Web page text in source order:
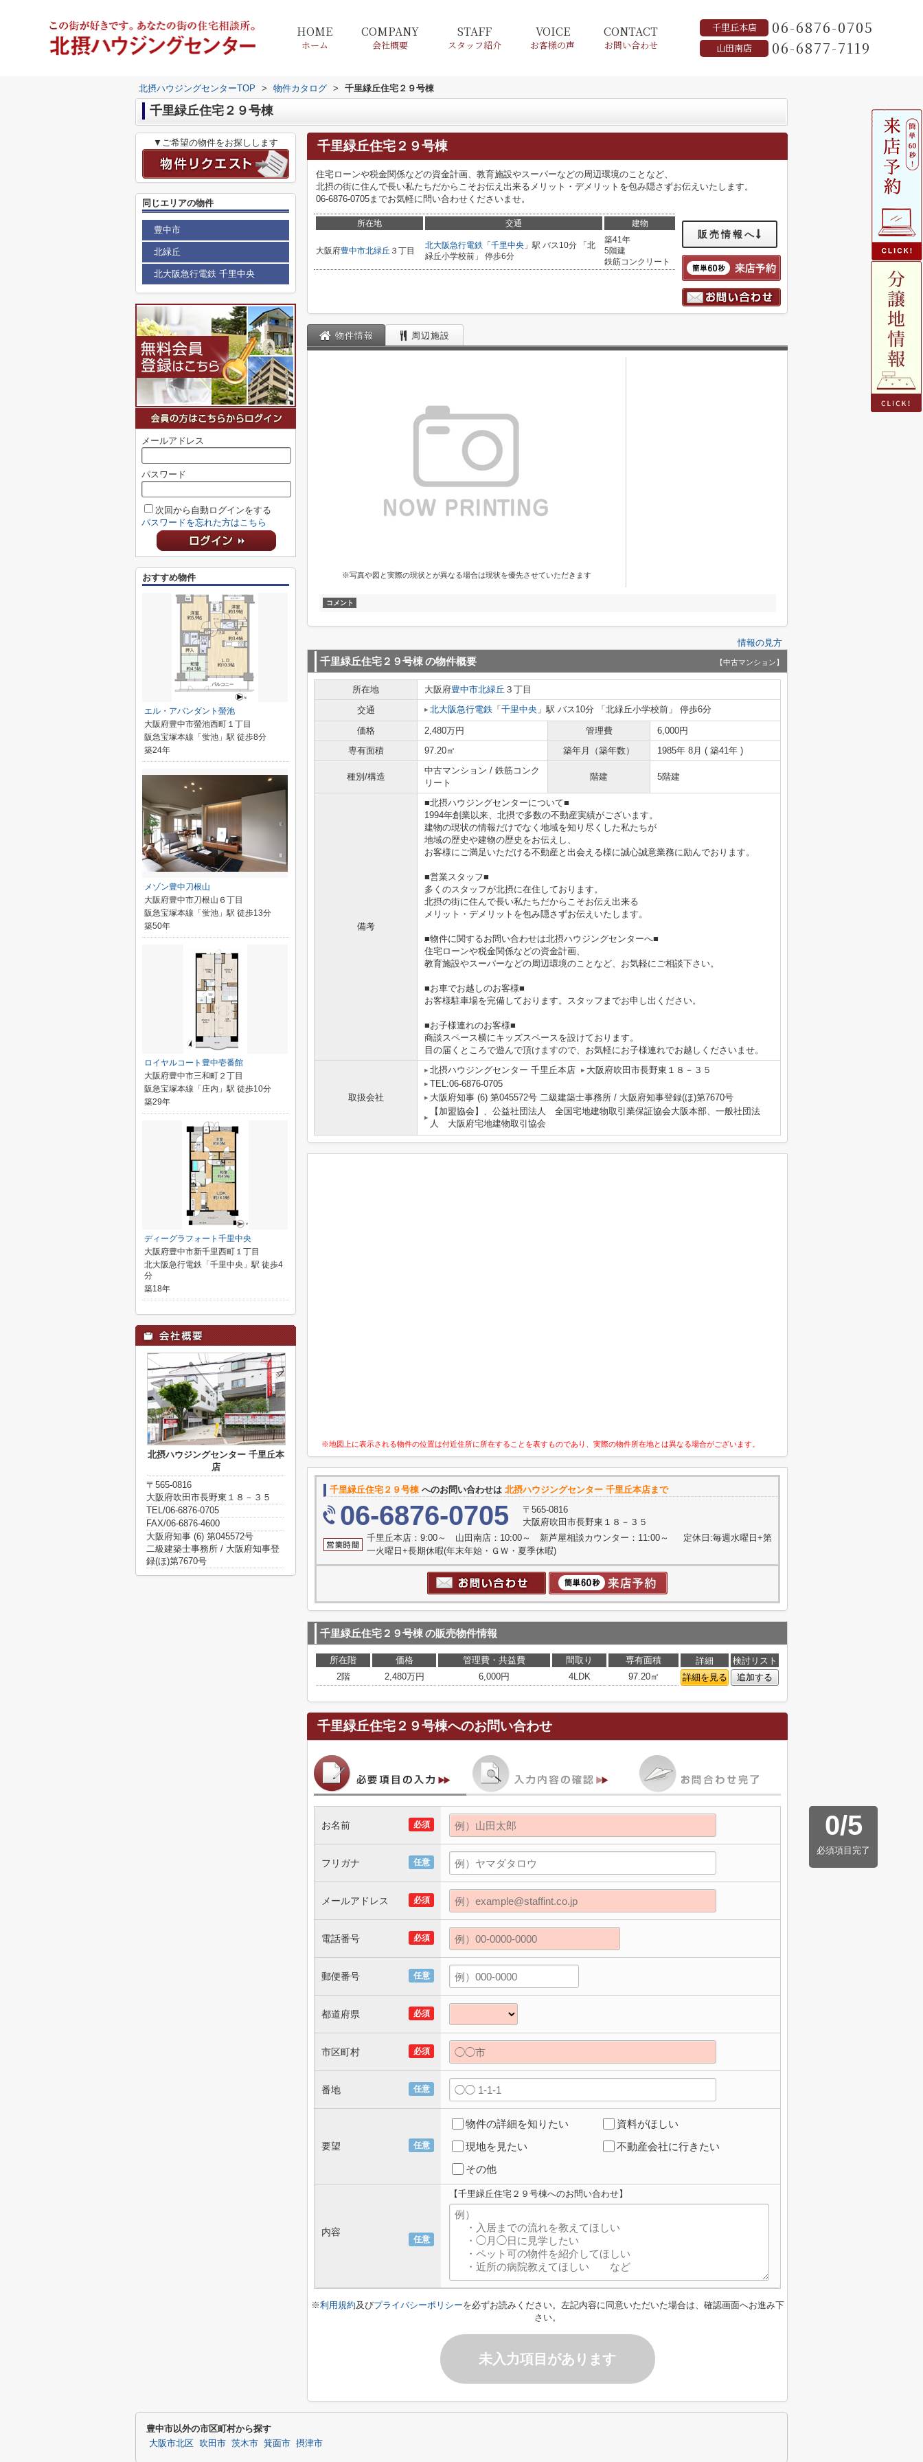
HOME
ホーム
COMPANY
会社概要
STAFF
スタッフ紹介
VOICE
お客様の声
CONTACT
お問い合わせ
千里丘本店 06-6876-0705
山田南店 06-6877-7119
北摂ハウジングセンターTOP > 物件カタログ > 千里緑丘住宅２９号棟
千里緑丘住宅２９号棟
千里緑丘住宅２９号棟
住宅ローンや税金関係などの資金計画、教育施設やスーパーなどの周辺環境のことなど、
北摂の街に住んで長い私たちだからこそお伝え出来るメリット・デメリットを包み隠さずお伝えいたします。
06-6876-0705までお気軽に問い合わせくださいませ。
所在地 交通 建物
大阪府豊中市北緑丘 ３丁目
北大阪急行電鉄 「 千里中央 」駅 バス10分 「北
緑丘小学校前」 停歩6分
築41年
5階建
鉄筋コンクリート
販売情報へ
物件情報 周辺施設
※写真や図と実際の現状とが異なる場合は現状を優先させていただきます
コメント
情報の見方
千里緑丘住宅２９号棟の物件概要 【中古マンション】
所在地 大阪府豊中市北緑丘 ３丁目
交通
北大阪急行電鉄 「 千里中央 」駅 バス10分 「北緑丘小学校前」 停歩6分
価格 2,480万円 管理費
6,000円
専有面積
97.20㎡ 築年月（築年数） 1985年 8月 ( 築41年 )
種別/構造
中古マンション / 鉄筋コンク
リート
階建 5階建
備考
■北摂ハウジングセンターについて■
1994年創業以来、北摂で多数の不動産実績がございます。
建物の現状の情報だけでなく地域を知り尽くした私たちが
地域の歴史や建物の歴史をお伝えし、
お客様にご満足いただける不動産と出会える様に誠心誠意業務に励んでおります。
■営業スタッフ■
多くのスタッフが北摂に在住しております。
北摂の街に住んで長い私たちだからこそお伝え出来る
メリット・デメリットを包み隠さずお伝えいたします。
■物件に関するお問い合わせは北摂ハウジングセンターへ■
住宅ローンや税金関係などの資金計画、
教育施設やスーパーなどの周辺環境のことなど、お気軽にご相談下さい。
■お車でお越しのお客様■
お客様駐車場を完備しております。スタッフまでお申し出ください。
■お子様連れのお客様■
商談スペース横にキッズスペースを設けております。
目の届くところで遊んで頂けますので、お気軽にお子様連れでお越しくださいませ。
取扱会社
北摂ハウジングセンター 千里丘本店
大阪府吹田市長野東１８－３５
TEL:06-6876-0705
大阪府知事 (6) 第045572号 二級建築士事務所 / 大阪府知事登録(ほ)第7670号
【加盟協会】、公益社団法人 全国宅地建物取引業保証協会大阪本部、一般社団法
人 大阪府宅地建物取引協会
※地図上に表示される物件の位置は付近住所に所在することを表すものであり、実際の物件所在地とは異なる場合がございます。
千里緑丘住宅２９号棟 へのお問い合わせは 北摂ハウジングセンター 千里丘本店まで
06-6876-0705
〒565-0816
大阪府吹田市長野東１８－３５
千里丘本店：9:00～ 山田南店：10:00～ 新芦屋相談カウンター：11:00～ 定休日:毎週水曜日+第
一火曜日+長期休暇(年末年始・ＧＷ・夏季休暇)
千里緑丘住宅２９号棟の販売物件情報
所在階 価格 管理費・共益費 間取り 専有面積 詳細
検討リスト
2階
2,480万円 6,000円 4LDK 97.20㎡ 詳細を見る 追加する
千里緑丘住宅２９号棟へのお問い合わせ
0/5
必須項目完了
必須
お名前
任意
フリガナ
必須
メールアドレス
必須
電話番号
任意
郵便番号
必須
都道府県
必須
市区町村
任意
番地
任意
要望
物件の詳細を知りたい
資料がほしい
現地を見たい
不動産会社に行きたい
その他
任意
内容
【千里緑丘住宅２９号棟へのお問い合わせ】
※利用規約及びプライバシーポリシーを必ずお読みください。左記内容に同意いただいた場合は、確認画面へお進み下
さい。
未入力項目があります
▼ご希望の物件をお探しします
同じエリアの物件
豊中市
北緑丘
北大阪急行電鉄 千里中央
メールアドレス
パスワード
次回から自動ログインをする
パスワードを忘れた方はこちら
おすすめ物件
エル・アバンダント螢池
大阪府豊中市螢池西町１丁目
阪急宝塚本線「蛍池」駅 徒歩8分
築24年
メゾン豊中刀根山
大阪府豊中市刀根山６丁目
阪急宝塚本線「蛍池」駅 徒歩13分
築50年
ロイヤルコート豊中壱番館
大阪府豊中市三和町２丁目
阪急宝塚本線「庄内」駅 徒歩10分
築29年
ディーグラフォート千里中央
大阪府豊中市新千里西町１丁目
北大阪急行電鉄「千里中央」駅 徒歩4
分
築18年
北摂ハウジングセンター 千里丘本
店
〒565-0816
大阪府吹田市長野東１８－３５
TEL/06-6876-0705
FAX/06-6876-4600
大阪府知事 (6) 第045572号
二級建築士事務所 / 大阪府知事登
録(ほ)第7670号
豊中市以外の市区町村から探す
大阪市北区 吹田市 茨木市 箕面市 摂津市